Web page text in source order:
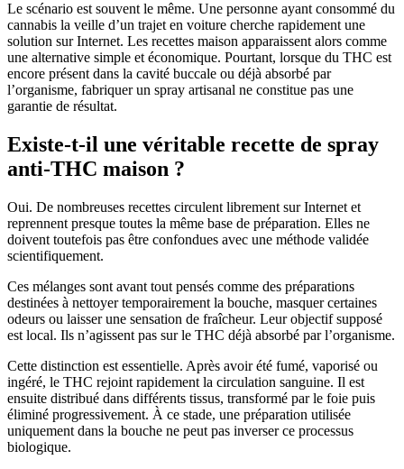
Le scénario est souvent le même. Une personne ayant consommé du
cannabis la veille d’un trajet en voiture cherche rapidement une
solution sur Internet. Les recettes maison apparaissent alors comme
une alternative simple et économique. Pourtant, lorsque du THC est
encore présent dans la cavité buccale ou déjà absorbé par
l’organisme, fabriquer un spray artisanal ne constitue pas une
garantie de résultat.
Existe-t-il une véritable recette de spray
anti-THC maison ?
Oui. De nombreuses recettes circulent librement sur Internet et
reprennent presque toutes la même base de préparation. Elles ne
doivent toutefois pas être confondues avec une méthode validée
scientifiquement.
Ces mélanges sont avant tout pensés comme des préparations
destinées à nettoyer temporairement la bouche, masquer certaines
odeurs ou laisser une sensation de fraîcheur. Leur objectif supposé
est local. Ils n’agissent pas sur le THC déjà absorbé par l’organisme.
Cette distinction est essentielle. Après avoir été fumé, vaporisé ou
ingéré, le THC rejoint rapidement la circulation sanguine. Il est
ensuite distribué dans différents tissus, transformé par le foie puis
éliminé progressivement. À ce stade, une préparation utilisée
uniquement dans la bouche ne peut pas inverser ce processus
biologique.